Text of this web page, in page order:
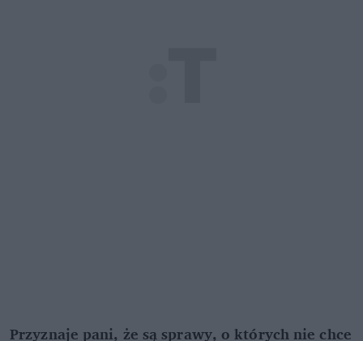
Przyznaje pani, że są sprawy, o których nie chce